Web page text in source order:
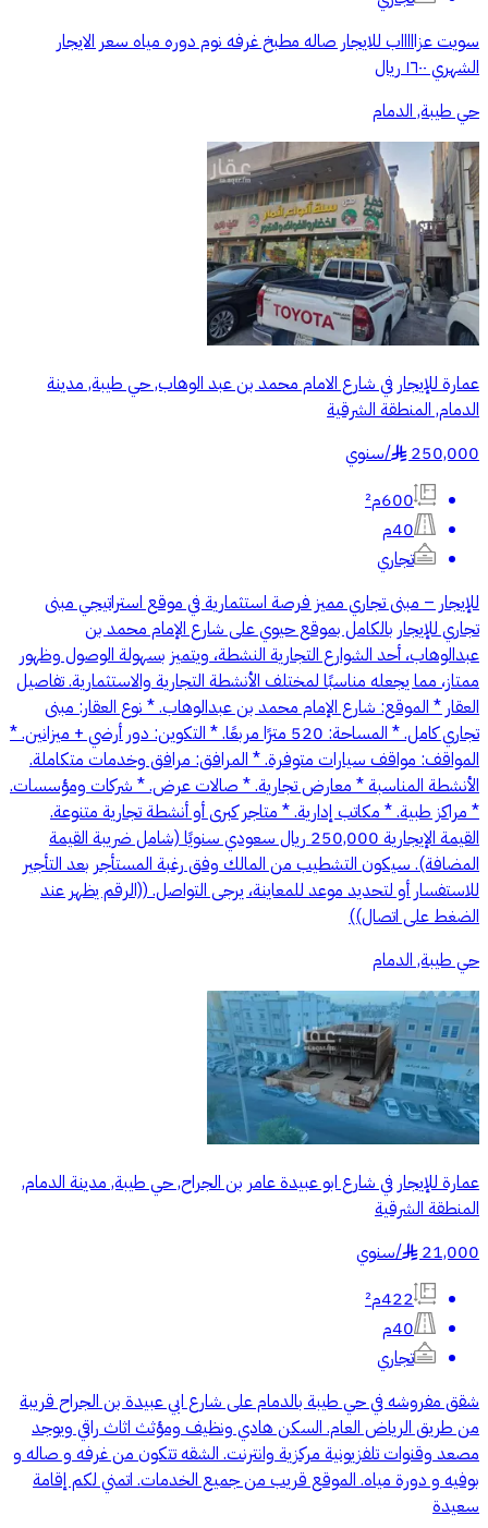
سويت عزاااااب للايجار صاله مطبخ غرفه نوم دوره مياه سعر الايجار
الشهري ١٦٠٠ ريال
حي طيبة, الدمام
عمارة للإيجار في شارع الامام محمد بن عبد الوهاب, حي طيبة, مدينة
الدمام, المنطقة الشرقية
250,000
§
/سنوي
600م²
40م
تجاري
للإيجار – مبنى تجاري مميز فرصة استثمارية في موقع استراتيجي مبنى
تجاري للإيجار بالكامل بموقع حيوي على شارع الإمام محمد بن
عبدالوهاب، أحد الشوارع التجارية النشطة، ويتميز بسهولة الوصول وظهور
ممتاز، مما يجعله مناسبًا لمختلف الأنشطة التجارية والاستثمارية. تفاصيل
العقار * الموقع: شارع الإمام محمد بن عبدالوهاب. * نوع العقار: مبنى
تجاري كامل. * المساحة: 520 مترًا مربعًا. * التكوين: دور أرضي + ميزانين. *
المواقف: مواقف سيارات متوفرة. * المرافق: مرافق وخدمات متكاملة.
الأنشطة المناسبة * معارض تجارية. * صالات عرض. * شركات ومؤسسات.
* مراكز طبية. * مكاتب إدارية. * متاجر كبرى أو أنشطة تجارية متنوعة.
القيمة الإيجارية 250,000 ريال سعودي سنويًا (شامل ضريبة القيمة
المضافة). سيكون التشطيب من المالك وفق رغبة المستأجر بعد التأجير
للاستفسار أو لتحديد موعد للمعاينة، يرجى التواصل. ((الرقم يظهر عند
الضغط على اتصال))
حي طيبة, الدمام
عمارة للإيجار في شارع ابو عبيدة عامر بن الجراح, حي طيبة, مدينة الدمام,
المنطقة الشرقية
21,000
§
/سنوي
422م²
40م
تجاري
شقق مفروشه في حي طيبة بالدمام على شارع ابي عبيدة بن الجراح قريبة
من طريق الرياض العام. السكن هادي ونظيف ومؤثث اثاث راقي ويوجد
مصعد وقنوات تلفزيونية مركزية وانترنت. الشقه تتكون من غرفه و صاله و
بوفيه و دورة مياه. الموقع قريب من جميع الخدمات. اتمني لكم إقامة
سعيدة